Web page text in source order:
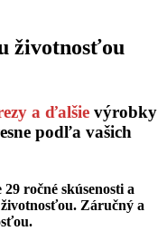
životnosťou
a ďalšie výrobky
podľa vašich
29 ročné skúsenosti a
Záručný a